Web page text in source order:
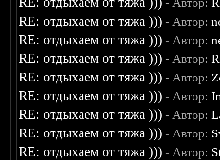
- Автор:
RE: отдыхаем от тяжа ))) - Автор:
RE: отдыхаем от тяжа ))) - Автор:
RE: отдыхаем от тяжа ))) - Автор:
RE: отдыхаем от тяжа ))) - Автор:
RE: отдыхаем от тяжа ))) - Автор:
RE: отдыхаем от тяжа ))) - Автор:
RE: отдыхаем от тяжа ))) - Автор:
RE: отдыхаем от тяжа ))) - Автор: